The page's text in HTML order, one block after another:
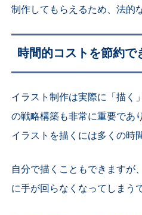
制作してもらえるため、法的
時間的コストを節約で
イラスト制作は実際に「描く
の戦略構築も非常に重要であ
イラストを描くには多くの時
自分で描くこともできますが
に手が回らなくなってしまう